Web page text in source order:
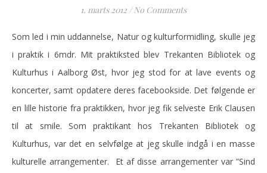
1. marts 2012 / No Comments
Som led i min uddannelse, Natur og kulturformidling, skulle jeg
i praktik i 6mdr. Mit praktiksted blev Trekanten Bibliotek og
Kulturhus i Aalborg Øst, hvor jeg stod for at lave events og
koncerter, samt opdatere deres facebookside. Det følgende er
en lille historie fra praktikken, hvor jeg fik selveste Erik Clausen
til at smile. Som praktikant hos Trekanten Bibliotek og
Kulturhus, var det en selvfølge at jeg skulle indgå i en masse
kulturelle arrangementer. Et af disse arrangementer var ”Sind